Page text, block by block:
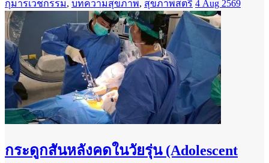
กุมารเวชกรรม, บทความสุขภาพ, สุขภาพสตรี 4 Aug 2569
กระดูกสันหลังคดในวัยรุ่น (Adolescent